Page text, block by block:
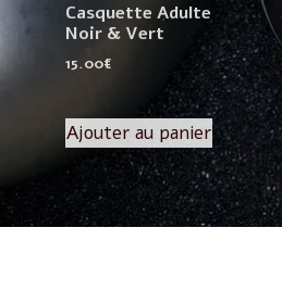
Casquette Adulte
Noir & Vert
15.00€
Ajouter au panier